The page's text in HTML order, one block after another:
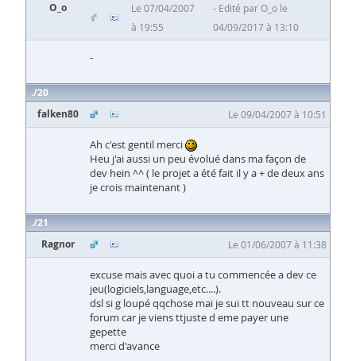
O_o
Le 07/04/2007
à 19:55
Edité par O_o le
04/09/2017 à 13:10
-
20
falken80
Le 09/04/2007 à 10:51
Ah c'est gentil merci
Heu j'ai aussi un peu évolué dans ma façon de
dev hein ^^ ( le projet a été fait il y a + de deux ans
je crois maintenant )
21
Ragnor
Le 01/06/2007 à 11:38
excuse mais avec quoi a tu commencée a dev ce
jeu(logiciels,language,etc....).
dsl si g loupé qqchose mai je sui tt nouveau sur ce
forum car je viens ttjuste d eme payer une
gepette
merci d'avance